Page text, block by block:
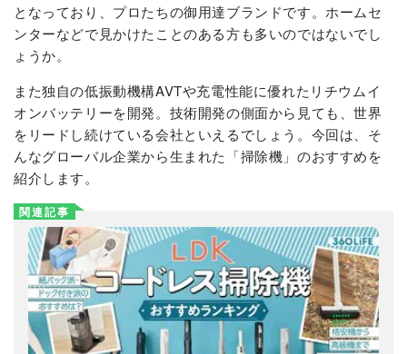
となっており、プロたちの御用達ブランドです。ホームセ
ンターなどで見かけたことのある方も多いのではないでし
ょうか。
また独自の低振動機構AVTや充電性能に優れたリチウムイ
オンバッテリーを開発。技術開発の側面から見ても、世界
をリードし続けている会社といえるでしょう。今回は、そ
んなグローバル企業から生まれた「掃除機」のおすすめを
紹介します。
関連記事